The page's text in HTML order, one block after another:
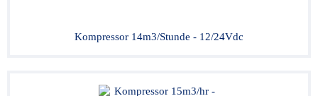
Kompressor 14m3/Stunde - 12/24Vdc